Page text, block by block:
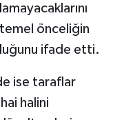
önceliğin
ifade etti.
ise taraflar
halini